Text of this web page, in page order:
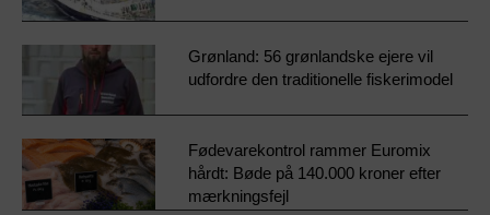
Grønland: 56 grønlandske ejere vil
udfordre den traditionelle fiskerimodel
Fødevarekontrol rammer Euromix
hårdt: Bøde på 140.000 kroner efter
mærkningsfejl